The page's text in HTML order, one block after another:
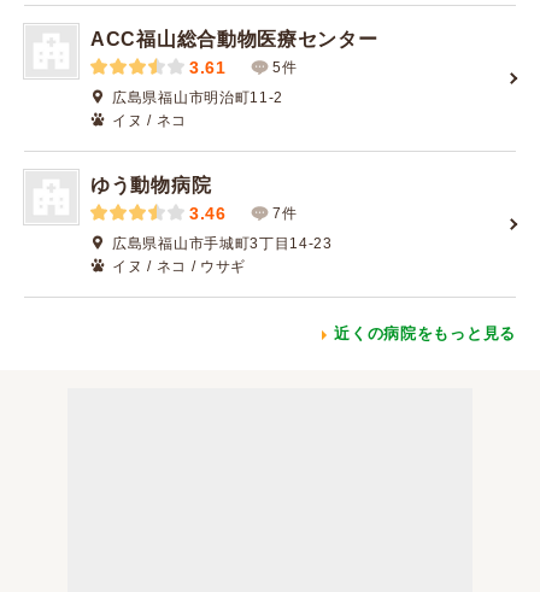
ACC福山総合動物医療センター
3.61
5件
広島県福山市明治町11-2
イヌ / ネコ
ゆう動物病院
3.46
7件
広島県福山市手城町3丁目14-23
イヌ / ネコ / ウサギ
近くの病院をもっと見る